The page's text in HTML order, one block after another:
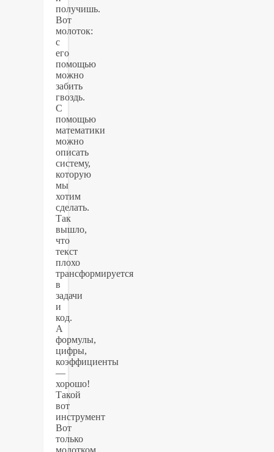
получишь.
Вот
молоток:
с
его
помощью
можно
забить
гвоздь.
С
помощью
математики
можно
описать
систему,
которую
мы
хотим
сделать.
Так
вышло,
что
текст
плохо
трансформируется
в
задачи
и
код.
А
формулы,
цифры,
коэффициенты
—
хорошо!
Такой
вот
инструмент
Вот
только
молотком